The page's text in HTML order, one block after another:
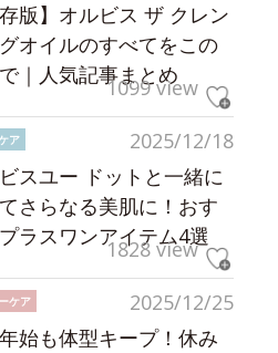
存版】オルビス ザ クレン
オイルのすべてをこの
｜人気記事まとめ
1099 view
2025/12/18
ア
スユー ドットと一緒に
さらなる美肌に！おす
ラスワンアイテム4選
1828 view
2025/12/25
ケア
始も体型キープ！休み